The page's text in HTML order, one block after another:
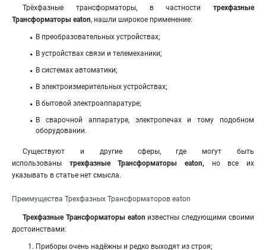
Трёхфазные трансформаторы, в частности трехфазные
Трансформаторы eaton, нашли широкое применение:
В преобразовательных устройствах;
В устройствах связи и телемеханики;
В системах автоматики;
В электроизмерительных устройствах;
В бытовой электроаппаратуре;
В сварочной аппаратуре, электропечах и тому подобном
оборудовании.
Существуют и другие сферы, где могут быть
использованы трехфазные Трансформаторы eaton, но все их
указывать в статье нет смысла.
Преимущества Трехфазных Трансформаторов eaton
Трехфазные Трансформаторы eaton известны следующими своими
достоинствами:
Приборы очень надёжны и редко выходят из строя;